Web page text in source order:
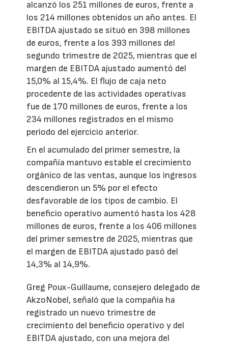
alcanzó los 251 millones de euros, frente a
los 214 millones obtenidos un año antes. El
EBITDA ajustado se situó en 398 millones
de euros, frente a los 393 millones del
segundo trimestre de 2025, mientras que el
margen de EBITDA ajustado aumentó del
15,0% al 15,4%. El flujo de caja neto
procedente de las actividades operativas
fue de 170 millones de euros, frente a los
234 millones registrados en el mismo
periodo del ejercicio anterior.
En el acumulado del primer semestre, la
compañía mantuvo estable el crecimiento
orgánico de las ventas, aunque los ingresos
descendieron un 5% por el efecto
desfavorable de los tipos de cambio. El
beneficio operativo aumentó hasta los 428
millones de euros, frente a los 406 millones
del primer semestre de 2025, mientras que
el margen de EBITDA ajustado pasó del
14,3% al 14,9%.
Greg Poux-Guillaume, consejero delegado de
AkzoNobel, señaló que la compañía ha
registrado un nuevo trimestre de
crecimiento del beneficio operativo y del
EBITDA ajustado, con una mejora del